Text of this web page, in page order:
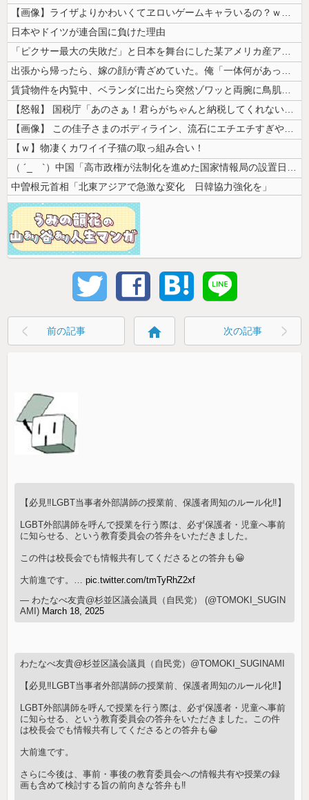
【画像】ライザよりかわいくてヱロいゲームキャラいるの？ｗｗｗｗｗ
日本やドイツが連合国に負けた理由
「ピクサー最大の失敗だ」と日本を舞台にした某アメリカ産アニメが話題に、...
出張から帰ったら、嫁の顔が青ざめていた。俺「一体何があったんだ？」嫁「...
賃貸物件を内覧中、ベランダに出たら突然ゾワッと両腕に鳥肌が出た。「やっ...
【怒報】 国税庁「あのさぁ！君らがちゃんと納税してくれないとこうなっち...
【画像】 この佳子さまのボディライン、流石にエチエチすぎやろ！
【ｗ】物凄くカワイイ子猫の取っ組み合い！
（ ´_ゝ`）中国「高市政権が法制化を進めた国家情報局の設置日が7月3...
中曽根元首相「北東アジアで急激な変化 日韓協力強化を」
前の記事 home 次の記事
【必見‼️LGBT当事者外部講師の授業前、保護者周知のルール化‼️】
LGBT外部講師を呼んで授業を行う際は、必ず保護者・児童へ事前
に知らせる、という教育委員会の答弁をいただきました。
この件は校長会でも情報共有してくださるとの答弁も😀
大前進です。…pic.twitter.com/tmTyRhZ2xf
— わたなべ友貴@杉並区議会議員（自民党） (@TOMOKI_SUGIN
AMI) March 18, 2025
わたなべ友貴@杉並区議会議員（自民党）@TOMOKI_SUGINAMI
【必見‼️LGBT当事者外部講師の授業前、保護者周知のルール化‼️】
LGBT外部講師を呼んで授業を行う際は、必ず保護者・児童へ事前
に知らせる、という教育委員会の答弁をいただきました。この件
は校長会でも情報共有してくださるとの答弁も😀
大前進です。
さらに今後は、事前・事後の教育委員会への情報共有や授業の録
画も含めて検討する旨の前向きな答弁も‼️